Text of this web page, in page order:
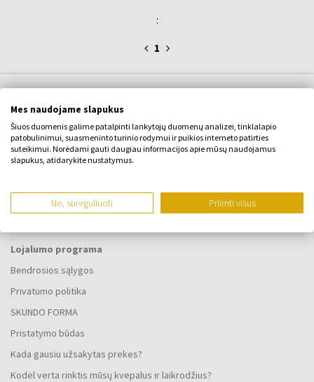
:
1
APIE ĮMONĘ
Apie mus
KONTAKTINĖ FORMA
Lojalumo programa
Bendrosios sąlygos
Privatumo politika
SKUNDO FORMA
Pristatymo būdas
Kada gausiu užsakytas prekes?
Kodėl verta rinktis mūsų kvepalus ir laikrodžius?
Mes naudojame slapukus
Šiuos duomenis galime patalpinti lankytojų duomenų analizei, tinklalapio
patobulinimui, suasmeninto turinio rodymui ir puikios interneto patirties
suteikimui. Norėdami gauti daugiau informacijos apie mūsų naudojamus
slapukus, atidarykite nustatymus.
Ne, sureguliuoti Priimti visus